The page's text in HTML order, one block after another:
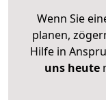
Wenn Sie
planen,
Hilfe in
uns heute